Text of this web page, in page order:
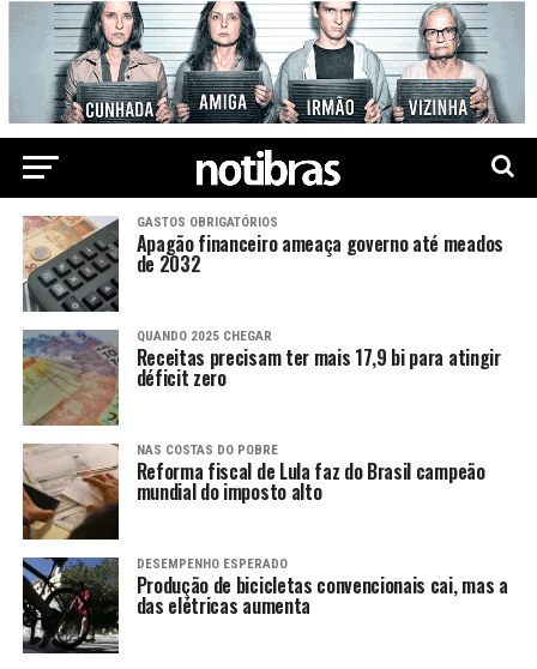
GASTOS OBRIGATÓRIOS
Apagão financeiro ameaça governo até meados
de 2032
QUANDO 2025 CHEGAR
Receitas precisam ter mais 17,9 bi para atingir
déficit zero
NAS COSTAS DO POBRE
Reforma fiscal de Lula faz do Brasil campeão
mundial do imposto alto
DESEMPENHO ESPERADO
Produção de bicicletas convencionais cai, mas a
das elétricas aumenta